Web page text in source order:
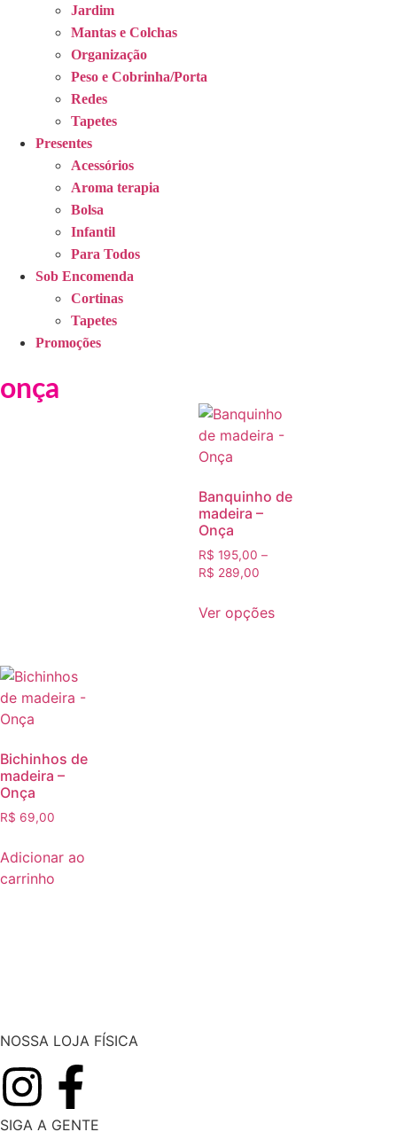
Jardim
Mantas e Colchas
Organização
Peso e Cobrinha/Porta
Redes
Tapetes
Presentes
Acessórios
Aroma terapia
Bolsa
Infantil
Para Todos
Sob Encomenda
Cortinas
Tapetes
Promoções
onça
Banquinho de
madeira –
Onça
R$ 195,00 –
R$ 289,00
Ver opções
Bichinhos de
madeira –
Onça
R$ 69,00
Adicionar ao
carrinho
NOSSA LOJA FÍSICA
SIGA A GENTE